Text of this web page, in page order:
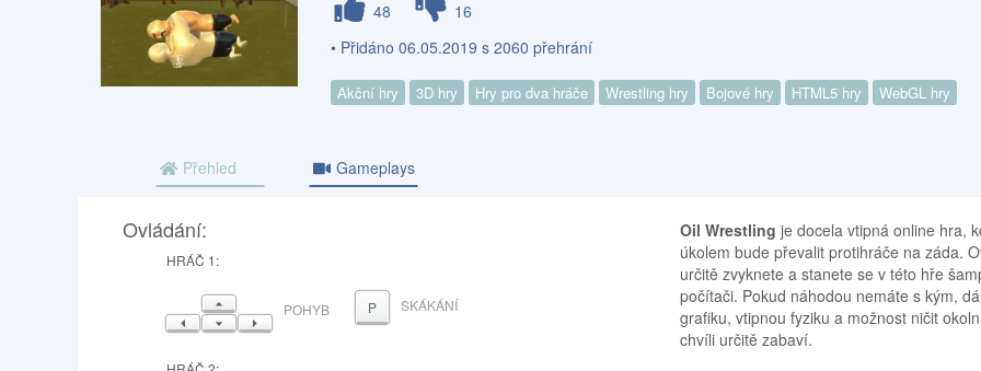
48
16
• Přidáno 06.05.2019 s 2060 přehrání
Akční hry 3D hry Hry pro dva hráče Wrestling hry Bojové hry HTML5 hry WebGL hry
Přehled Gameplays
Ovládání:
HRÁČ 1:
NAHORU
VLEVODOLŮVPRAVO
POHYB P SKÁKÁNÍ
Oil Wrestling je docela vtipná online hra,
úkolem bude převalit protihráče na záda.
určitě zvyknete a stanete se v této hře
počítači. Pokud náhodou nemáte s kým,
grafiku, vtipnou fyziku a možnost ničit
chvíli určitě zabaví.